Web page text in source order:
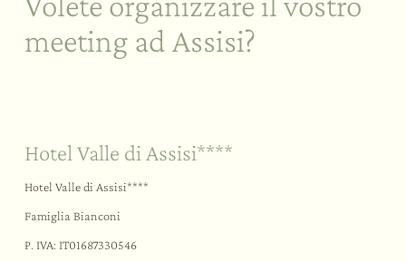
meeting ad Assisi?
Sostenibilità
Il vostro “sì”
All’aria aperta
Hotel Valle di Assisi****
Hotel Valle di Assisi****
Famiglia Bianconi
P. IVA: IT01687330546